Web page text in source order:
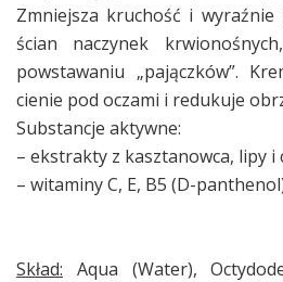
Zmniejsza kruchość i wyraźnie
ścian naczynek
powstawaniu „pajączków”.
cienie pod oczami i redukuje
Substancje aktywne:
– ekstrakty z kasztanowca, lipy i
– witaminy C, E, B5 (D-
Skład: Aqua (Water),